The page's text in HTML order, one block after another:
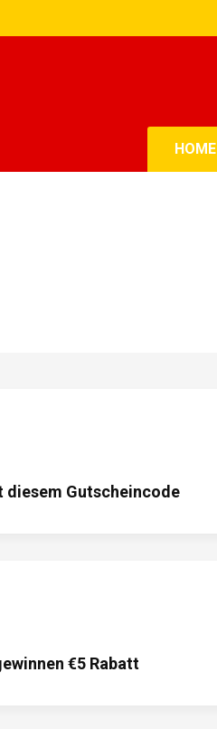
HOME
diesem Gutscheincode
€5 Rabatt